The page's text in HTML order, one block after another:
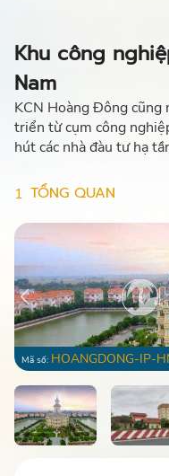
Khu công
Nam
KCN Hoàng Đông cũng
triển từ cụm công
hút các nhà đàu tư hạ
1 TỔNG QUAN
Mã số: HOANGDONG-IP-